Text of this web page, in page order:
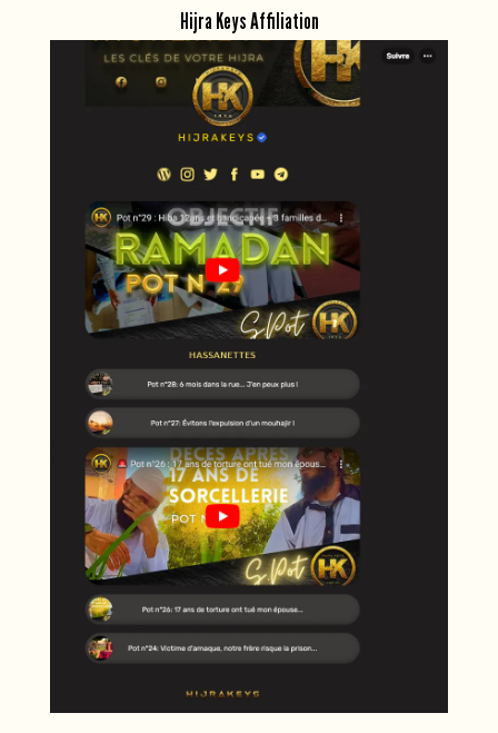
Hijra Keys Affiliation